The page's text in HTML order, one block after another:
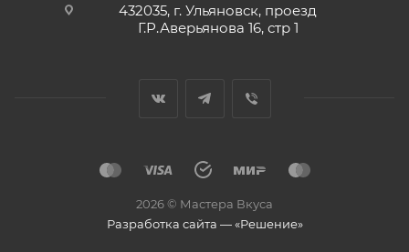
432035, г. Ульяновск, проезд
Г.Р.Аверьянова 16, стр 1
2026 © Мастера Вкуса
Разработка сайта — «Решение»